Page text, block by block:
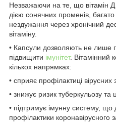
Незважаючи на те, що вітамін Д
дією сонячних променів,
нездужання через хронічний
вітаміну.
• Капсули дозволяють не лише
підвищити імунітет. Вітамінний
кількох напрямках:
• сприяє профілактиці
• знижує ризик туберкульозу та
• підтримує імунну систему,
профілактики коронавірусного